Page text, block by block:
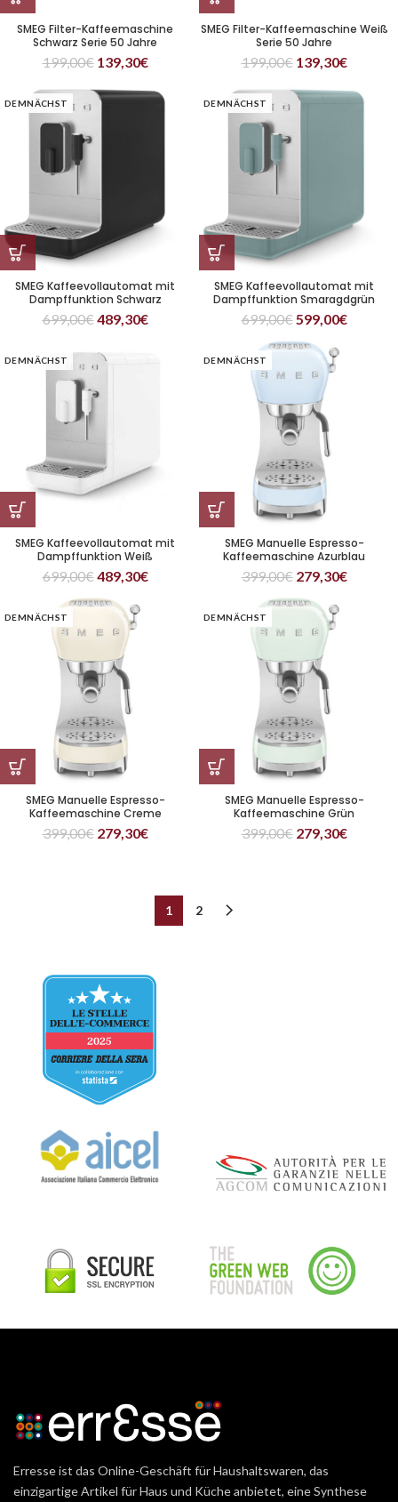
SMEG Filter-Kaffeemaschine
Schwarz Serie 50 Jahre
199,00€ 139,30€
SMEG Filter-Kaffeemaschine Weiß
Serie 50 Jahre
199,00€ 139,30€
DEMNÄCHST
SMEG Kaffeevollautomat mit
Dampffunktion Schwarz
699,00€489,30€
DEMNÄCHST
SMEG Kaffeevollautomat mit
Dampffunktion Smaragdgrün
699,00€ 599,00€
DEMNÄCHST
SMEG Kaffeevollautomat mit
Dampffunktion Weiß
699,00€489,30€
DEMNÄCHST
SMEG Manuelle Espresso-
Kaffeemaschine Azurblau
399,00€ 279,30€
DEMNÄCHST
SMEG Manuelle Espresso-
Kaffeemaschine Creme
399,00€ 279,30€
DEMNÄCHST
SMEG Manuelle Espresso-
Kaffeemaschine Grün
399,00€ 279,30€
1 2
Erresse ist das Online-Geschäft für Haushaltswaren, das
einzigartige Artikel für Haus und Küche anbietet, eine Synthese